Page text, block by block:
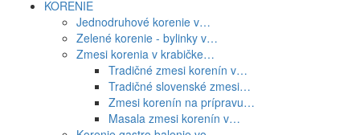
KORENIE
Jednodruhové korenie v…
Zelené korenie - bylinky v…
Zmesi korenia v krabičke…
Tradičné zmesi korenín v…
Tradičné slovenské zmesi…
Zmesi korenín na prípravu…
Masala zmesi korenín v…